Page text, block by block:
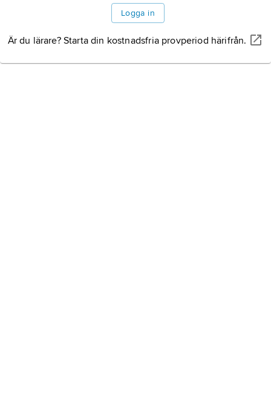
Logga in
Är du lärare? Starta din kostnadsfria provperiod härifrån.